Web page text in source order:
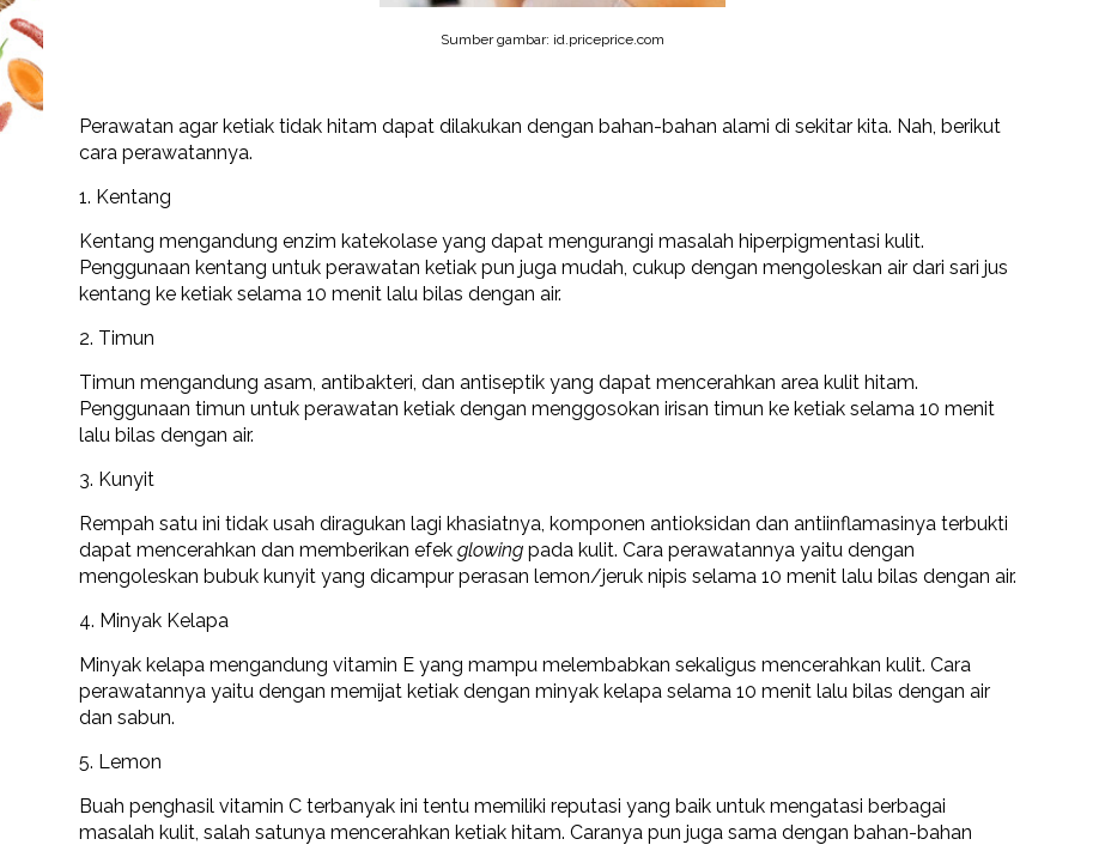
Sumber gambar: id.priceprice.com
Perawatan agar ketiak tidak hitam dapat dilakukan dengan bahan-bahan alami di sekitar kita. Nah, berikut
cara perawatannya.
1. Kentang
Kentang mengandung enzim katekolase yang dapat mengurangi masalah hiperpigmentasi kulit.
Penggunaan kentang untuk perawatan ketiak pun juga mudah, cukup dengan mengoleskan air dari sari jus
kentang ke ketiak selama 10 menit lalu bilas dengan air.
2. Timun
Timun mengandung asam, antibakteri, dan antiseptik yang dapat mencerahkan area kulit hitam.
Penggunaan timun untuk perawatan ketiak dengan menggosokan irisan timun ke ketiak selama 10 menit
lalu bilas dengan air.
3. Kunyit
Rempah satu ini tidak usah diragukan lagi khasiatnya, komponen antioksidan dan antiinflamasinya terbukti
dapat mencerahkan dan memberikan efek glowing pada kulit. Cara perawatannya yaitu dengan
mengoleskan bubuk kunyit yang dicampur perasan lemon/jeruk nipis selama 10 menit lalu bilas dengan air.
4. Minyak Kelapa
Minyak kelapa mengandung vitamin E yang mampu melembabkan sekaligus mencerahkan kulit. Cara
perawatannya yaitu dengan memijat ketiak dengan minyak kelapa selama 10 menit lalu bilas dengan air
dan sabun.
5. Lemon
Buah penghasil vitamin C terbanyak ini tentu memiliki reputasi yang baik untuk mengatasi berbagai
masalah kulit, salah satunya mencerahkan ketiak hitam. Caranya pun juga sama dengan bahan-bahan